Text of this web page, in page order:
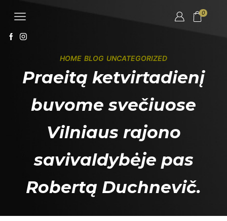
0
HOME BLOG UNCATEGORIZED
Praeitą ketvirtadienį
buvome svečiuose
Vilniaus rajono
savivaldybėje pas
Robertą Duchnevič.